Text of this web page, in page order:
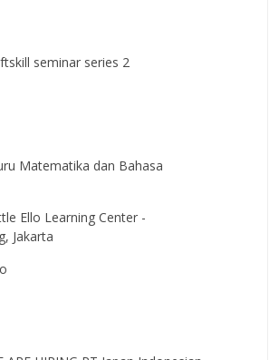
seminar series 2
Matematika dan Bahasa
Ello Learning Center -
Jakarta